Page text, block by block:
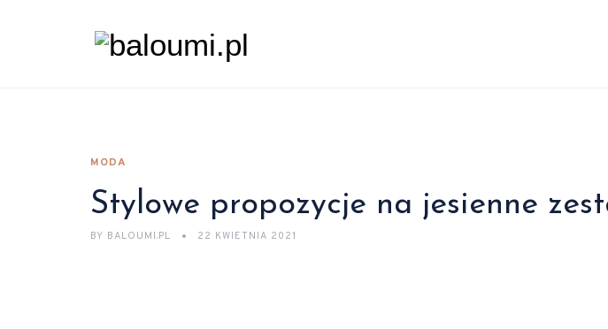
MODA
Stylowe propozycje na jesienne
BY BALOUMI.PL 22 KWIETNIA 2021